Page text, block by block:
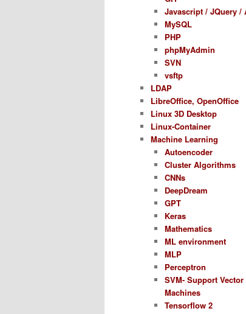
Javascript / JQuery /
MySQL
PHP
phpMyAdmin
SVN
vsftp
LDAP
LibreOffice, OpenOffice
Linux 3D Desktop
Linux-Container
Machine Learning
Autoencoder
Cluster Algorithms
CNNs
DeepDream
GPT
Keras
Mathematics
ML environment
MLP
Perceptron
SVM- Support Vector
Machines
Tensorflow 2